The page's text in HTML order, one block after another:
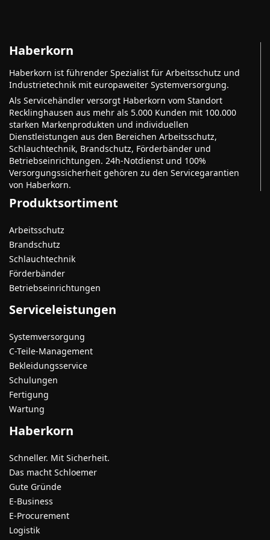
Haberkorn
Haberkorn ist führender Spezialist für Arbeitsschutz und
Industrietechnik mit europaweiter Systemversorgung.
Als Servicehändler versorgt Haberkorn vom Standort
Recklinghausen aus mehr als 5.000 Kunden mit 100.000
starken Markenprodukten und individuellen
Dienstleistungen aus den Bereichen Arbeitsschutz,
Schlauchtechnik, Brandschutz, Förderbänder und
Betriebseinrichtungen. 24h-Notdienst und 100%
Versorgungssicherheit gehören zu den Servicegarantien
von Haberkorn.
Produktsortiment
Arbeitsschutz
Brandschutz
Schlauchtechnik
Förderbänder
Betriebseinrichtungen
Serviceleistungen
Systemversorgung
C-Teile-Management
Bekleidungsservice
Schulungen
Fertigung
Wartung
Haberkorn
Schneller. Mit Sicherheit.
Das macht Schloemer
Gute Gründe
E-Business
E-Procurement
Logistik